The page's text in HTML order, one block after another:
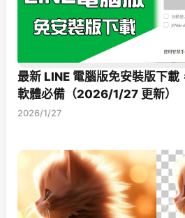
最新 LINE 電腦版免安裝版下載
軟體必備（2026/1/27 更新）
2026/1/27